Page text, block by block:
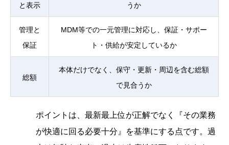
と表示
うか
管理と
保証
MDM等での一元管理に対応し、保証・サポー
ト・供給が安定しているか
総額
本体だけでなく、保守・更新・周辺を含む総額
で見合うか
ポイントは、最新最上位が正解でなく『その業務
が快適に回る必要十分』を基準にする点です。過